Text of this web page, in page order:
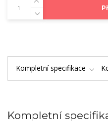
Kompletní specifikace
Kompletní